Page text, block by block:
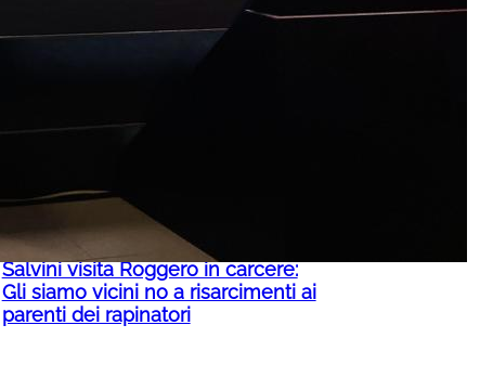
Partiti e social, Facebook feudo del
Salvini visita Roggero in carcere:
Gli siamo vicini no a risarcimenti ai
parenti dei rapinatori